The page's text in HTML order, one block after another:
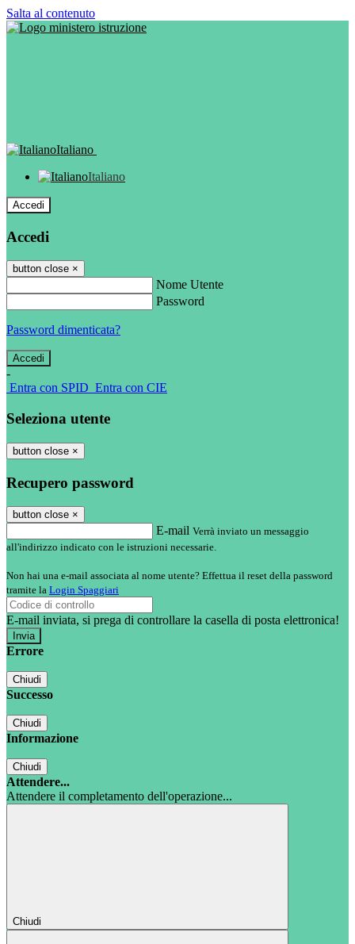
Salta al contenuto
Italiano
Italiano
Accedi
Accedi
button close ×
Nome Utente
Password
Password dimenticata?
-
Entra con SPID Entra con CIE
Seleziona utente
button close ×
Recupero password
button close ×
E-mail Verrà inviato un messaggio
all'indirizzo indicato con le istruzioni necessarie.
Non hai una e-mail associata al nome utente? Effettua il reset della password
tramite la Login Spaggiari
E-mail inviata, si prega di controllare la casella di posta elettronica!
Errore
Chiudi
Successo
Chiudi
Informazione
Chiudi
Attendere...
Attendere il completamento dell'operazione...
Chiudi